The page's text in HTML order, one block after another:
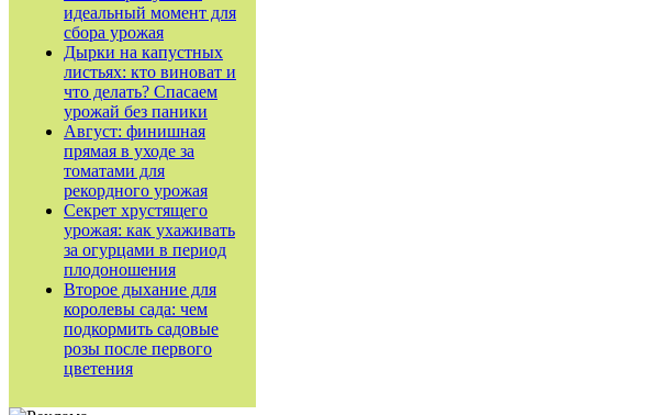
идеальный момент для
сбора урожая
Дырки на капустных
листьях: кто виноват и
что делать? Спасаем
урожай без паники
Август: финишная
прямая в уходе за
томатами для
рекордного урожая
Секрет хрустящего
урожая: как ухаживать
за огурцами в период
плодоношения
Второе дыхание для
королевы сада: чем
подкормить садовые
розы после первого
цветения